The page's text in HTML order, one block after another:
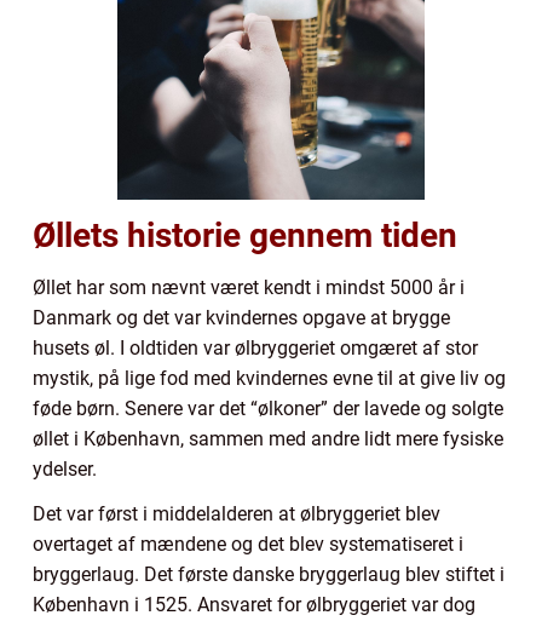
Øllets historie gennem tiden
Øllet har som nævnt været kendt i mindst 5000 år i
Danmark og det var kvindernes opgave at brygge
husets øl. I oldtiden var ølbryggeriet omgæret af stor
mystik, på lige fod med kvindernes evne til at give liv og
føde børn. Senere var det “ølkoner” der lavede og solgte
øllet i København, sammen med andre lidt mere fysiske
ydelser.
Det var først i middelalderen at ølbryggeriet blev
overtaget af mændene og det blev systematiseret i
bryggerlaug. Det første danske bryggerlaug blev stiftet i
København i 1525. Ansvaret for ølbryggeriet var dog